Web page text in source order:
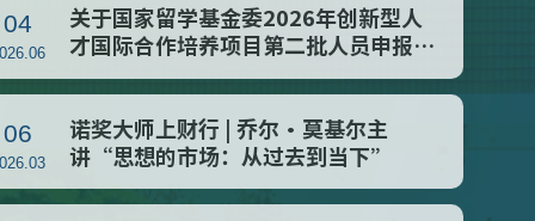
04
2026.06
关于国家留学基金委2026年创新型人
才国际合作培养项目第二批人员申报拟
推荐人员的公示
06
2026.03
诺奖大师上财行 | 乔尔·莫基尔主
讲“思想的市场：从过去到当下”